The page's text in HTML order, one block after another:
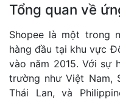
Tổng quan về
Shopee là một trong
hàng đầu tại khu vực
vào năm 2015. Với sự
trường như Việt Nam,
Thái Lan, và